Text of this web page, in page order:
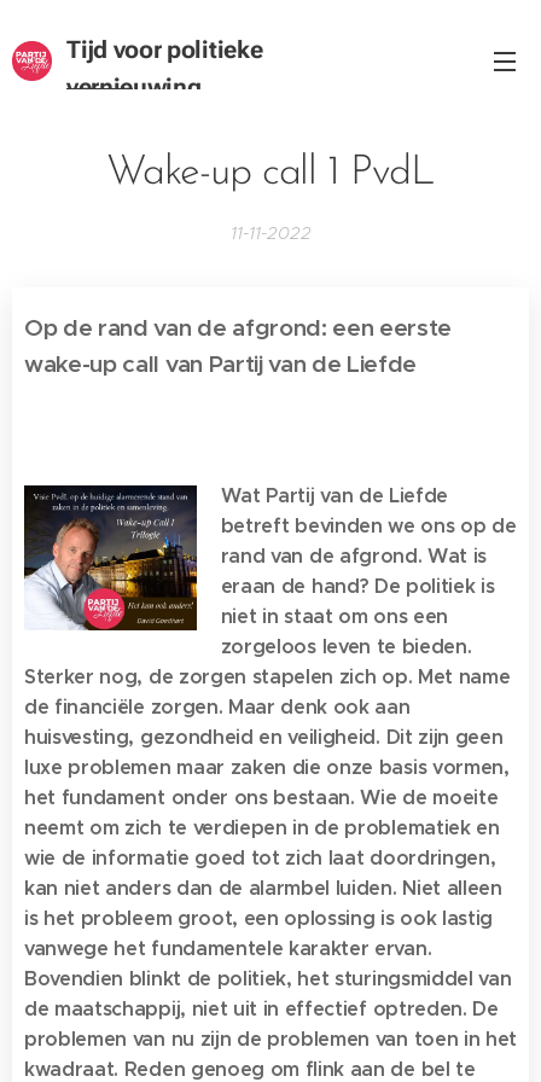
Tijd voor politieke
vernieuwing
Wake-up call 1 PvdL
11-11-2022
Op de rand van de afgrond: een eerste
wake-up call van Partij van de Liefde
Wat Partij van de Liefde
betreft bevinden we ons op de
rand van de afgrond. Wat is
eraan de hand? De politiek is
niet in staat om ons een
zorgeloos leven te bieden.
Sterker nog, de zorgen stapelen zich op. Met name
de financiële zorgen. Maar denk ook aan
huisvesting, gezondheid en veiligheid. Dit zijn geen
luxe problemen maar zaken die onze basis vormen,
het fundament onder ons bestaan. Wie de moeite
neemt om zich te verdiepen in de problematiek en
wie de informatie goed tot zich laat doordringen,
kan niet anders dan de alarmbel luiden. Niet alleen
is het probleem groot, een oplossing is ook lastig
vanwege het fundamentele karakter ervan.
Bovendien blinkt de politiek, het sturingsmiddel van
de maatschappij, niet uit in effectief optreden. De
problemen van nu zijn de problemen van toen in het
kwadraat. Reden genoeg om flink aan de bel te